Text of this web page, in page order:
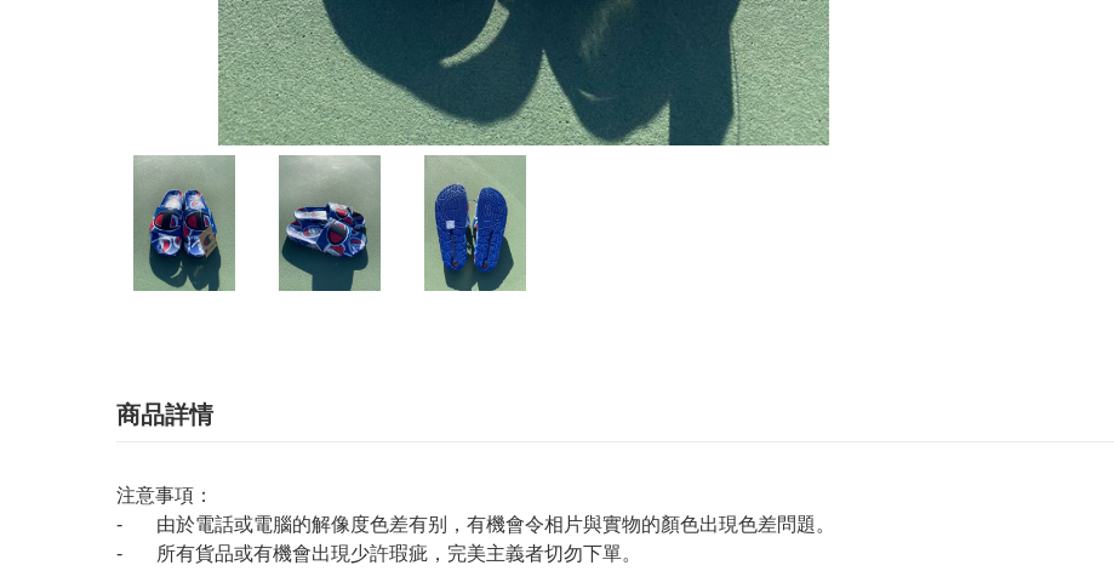
商品詳情
注意事項：
- 由於電話或電腦的解像度色差有别，有機會令相片與實物的顏色出現色差問題。
- 所有貨品或有機會出現少許瑕疵，完美主義者切勿下單。